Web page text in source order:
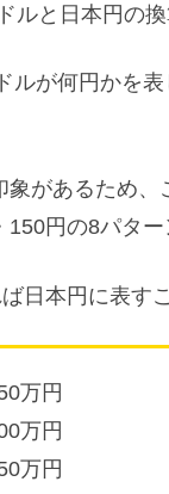
と日本円の
が何円かを表
があるため
円の8パター
日本円に表す
万円
万円
万円